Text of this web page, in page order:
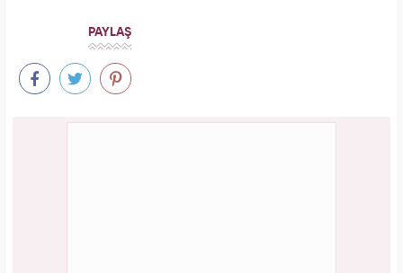
PAYLAŞ